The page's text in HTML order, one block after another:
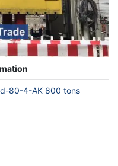
80-4-AK 800 tons